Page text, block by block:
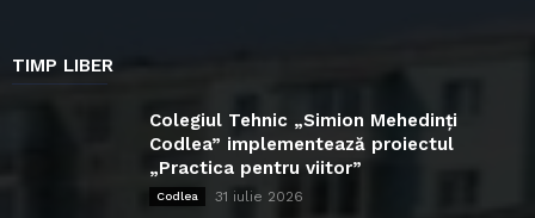
TIMP LIBER
Colegiul Tehnic „Simion Mehedinți
Codlea” implementează proiectul
„Practica pentru viitor”
Codlea 31 iulie 2026